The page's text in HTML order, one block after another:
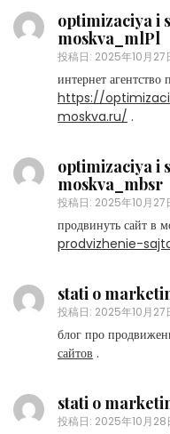
optimizaciya i
moskva_mlPl
投稿日: 2025年10月27
интернет
https://
moskva.ru/ .
optimizaciya i
moskva_mbsr
投稿日: 2025年10月27
продвинуть сайт в
prodvizhenie-
stati o
投稿日: 2025年10月27
блог про
сайтов .
stati o
投稿日: 2025年10月28